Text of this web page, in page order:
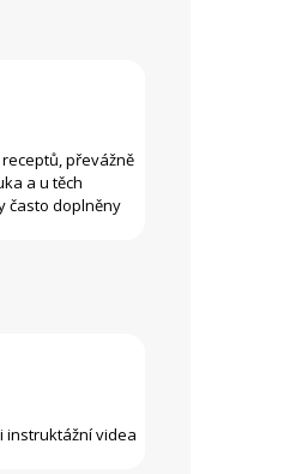
převážně
a u těch
často doplněny
instruktážní videa